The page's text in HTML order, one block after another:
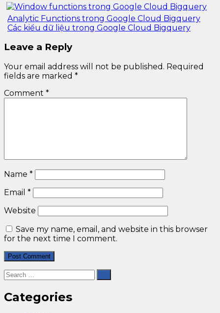
Analytic Functions trong Google Cloud Bigquery
Các kiểu dữ liệu trong Google Cloud Bigquery
Leave a Reply
Your email address will not be published. Required
fields are marked *
Comment *
Name *
Email *
Website
Save my name, email, and website in this browser
for the next time I comment.
Categories